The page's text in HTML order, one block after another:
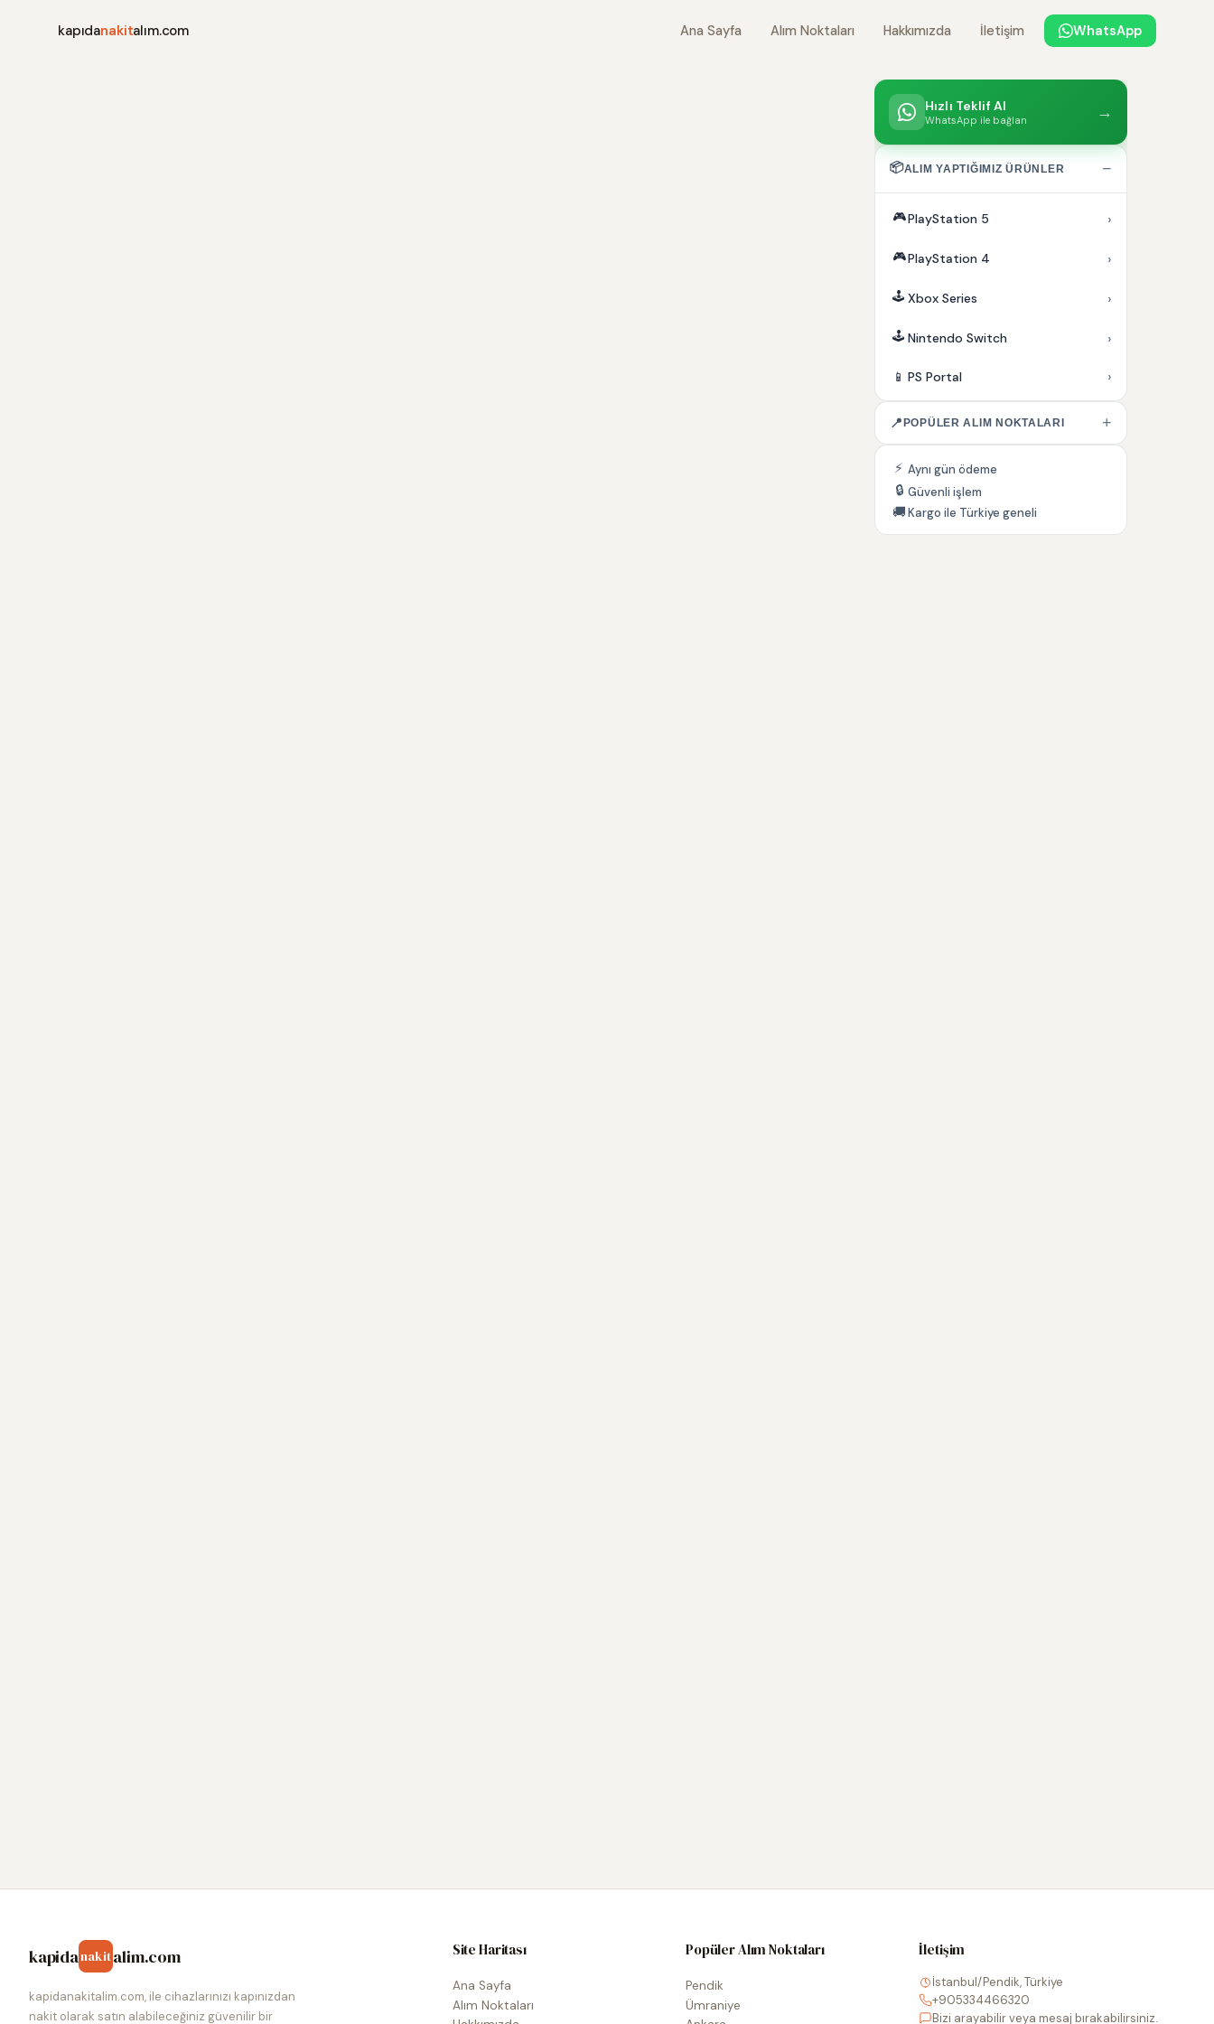
kapıdanakitalım.com Ana Sayfa Alım Noktaları Hakkımızda İletişim WhatsApp
Hızlı Teklif Al
WhatsApp ile bağlan →
📦ALIM YAPTIĞIMIZ ÜRÜNLER −
🎮PlayStation 5 ›
🎮PlayStation 4 ›
🕹️ Xbox Series ›
🕹️ Nintendo Switch ›
📱 PS Portal ›
📍 POPÜLER ALIM NOKTALARI +
⚡ Aynı gün ödeme
🔒 Güvenli işlem
🚚Kargo ile Türkiye geneli
kapidanakitalim.com
kapidanakitalim.com, ile cihazlarınızı kapınızdan
nakit olarak satın alabileceğiniz güvenilir bir
Site Haritası
Ana Sayfa
Alım Noktaları
Popüler Alım Noktaları
Pendik
Ümraniye
İletişim
İstanbul/Pendik, Türkiye
+905334466320
Bizi arayabilir veya mesaj bırakabilirsiniz.